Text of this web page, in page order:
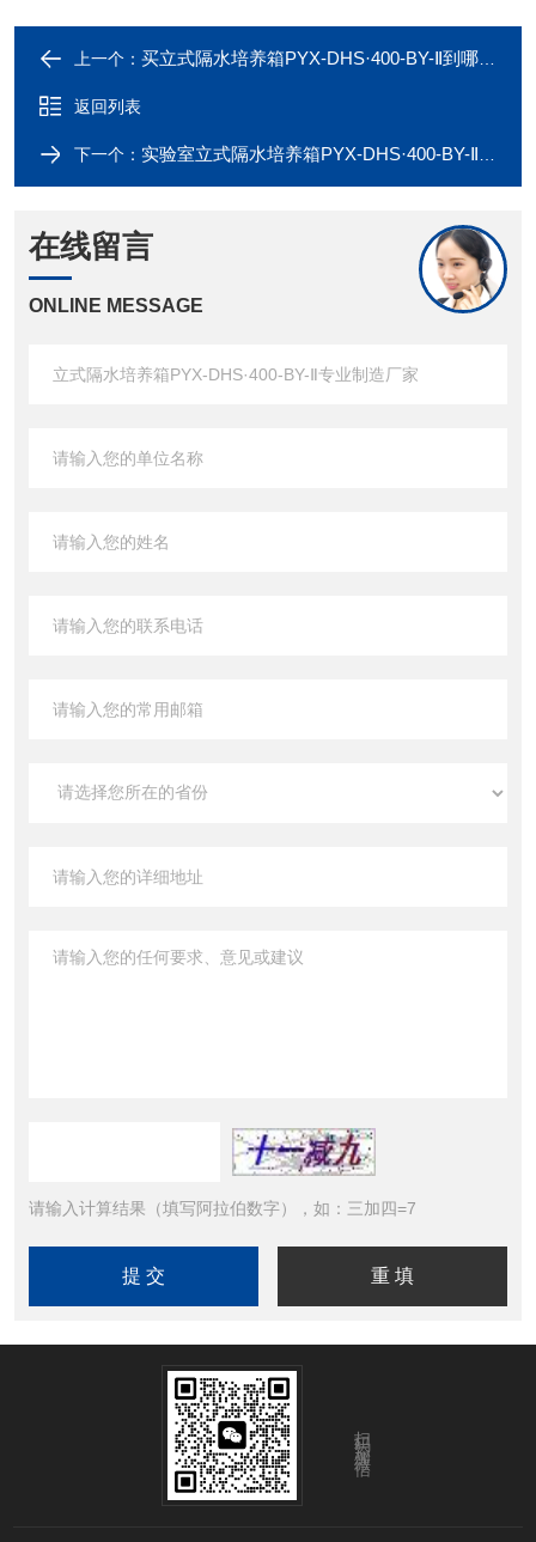
上一个： 买立式隔水培养箱PYX-DHS·400-BY-Ⅱ到哪里，*诺基仪器
返回列表
下一个： 实验室立式隔水培养箱PYX-DHS·400-BY-Ⅱ,质量可靠
在线留言
ONLINE MESSAGE
请输入计算结果（填写阿拉伯数字），如：三加四=7
扫码添加微信